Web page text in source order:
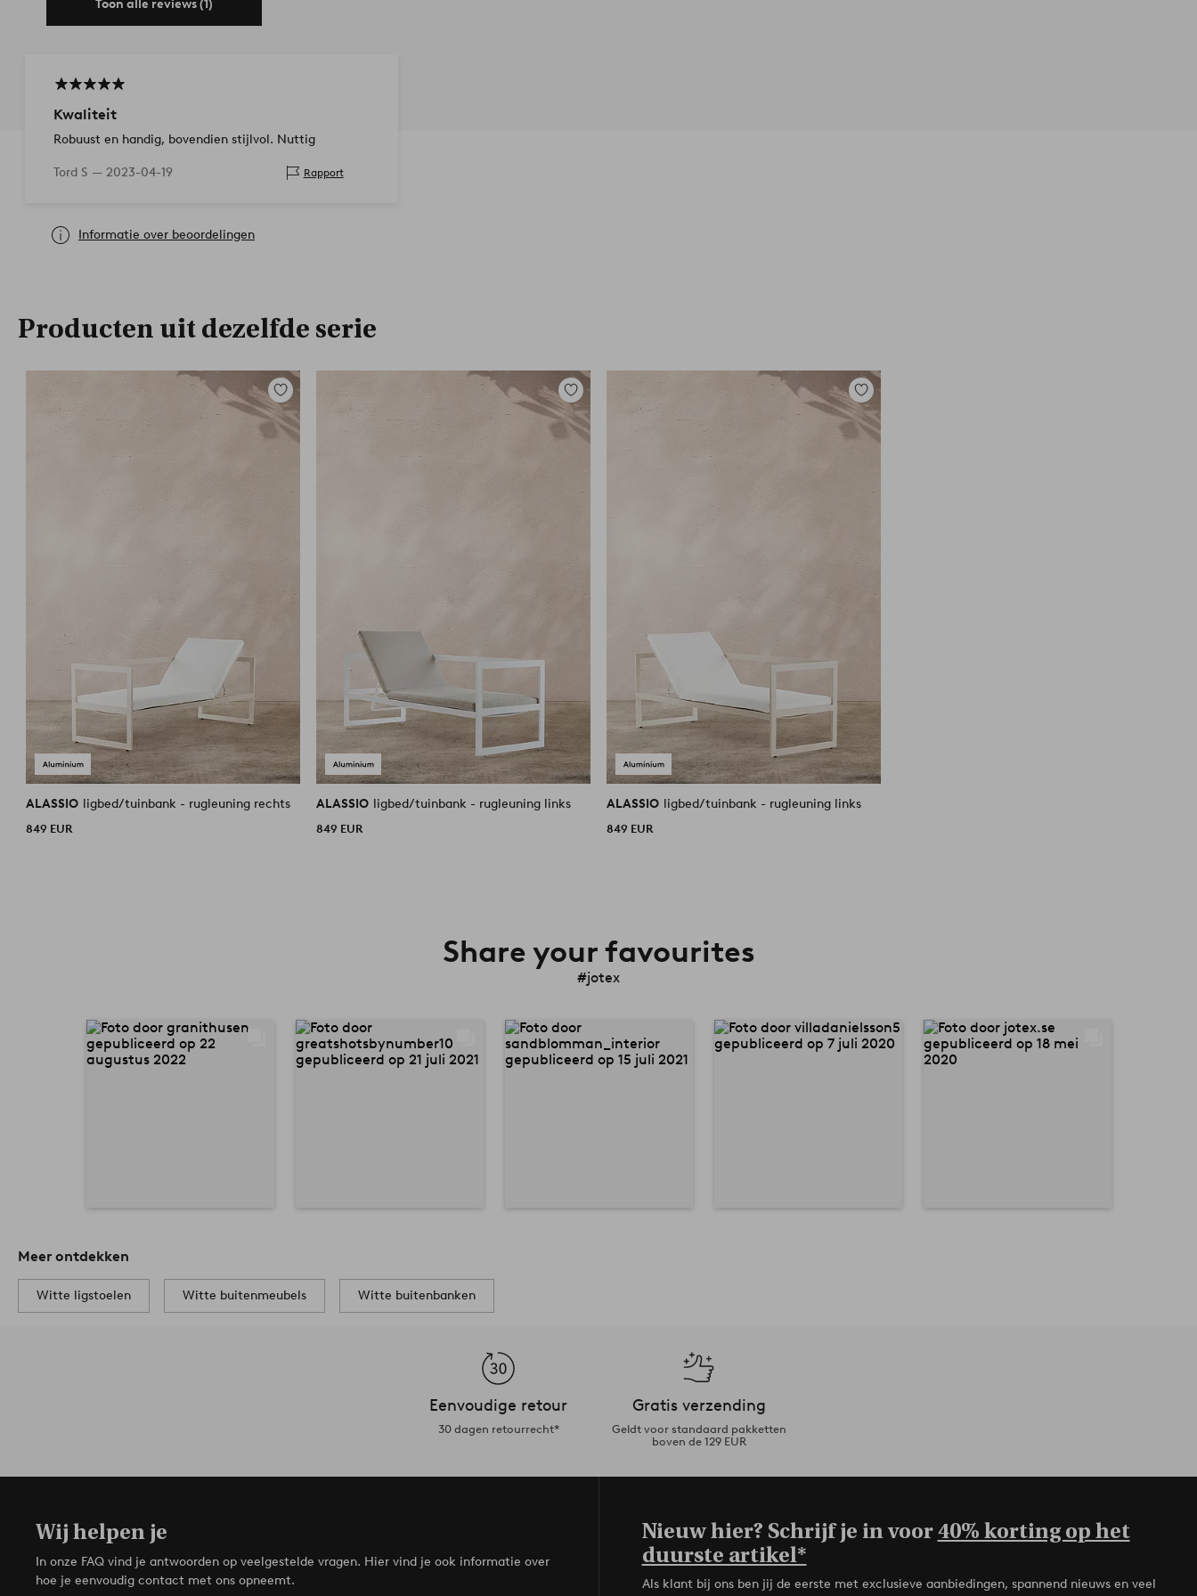
Toon alle reviews (1)
Kwaliteit
Robuust en handig, bovendien stijlvol. Nuttig
Tord S — 2023-04-19 Rapport
Informatie over beoordelingen
Producten uit dezelfde serie
Toevoegen
aan
favorieten
ALASSIO ligbed/tuinbank - rugleuning rechts
849 EUR
Toevoegen
aan
favorieten
ALASSIO ligbed/tuinbank - rugleuning links
849 EUR
Toevoegen
aan
favorieten
ALASSIO ligbed/tuinbank - rugleuning links
849 EUR
Share your favourites
#jotex
Meer ontdekken
Witte ligstoelen Witte buitenmeubels Witte buitenbanken
Eenvoudige retour
30 dagen retourrecht*
Gratis verzending
Geldt voor standaard pakketten
boven de 129 EUR
Wij helpen je
In onze FAQ vind je antwoorden op veelgestelde vragen. Hier vind je ook informatie over
hoe je eenvoudig contact met ons opneemt.
Nieuw hier? Schrijf je in voor40% korting op het
duurste artikel*
Als klant bij ons ben jij de eerste met exclusieve aanbiedingen, spannend nieuws en veel